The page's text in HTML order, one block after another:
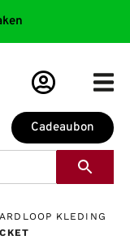
Cadeaubon
KLEDING